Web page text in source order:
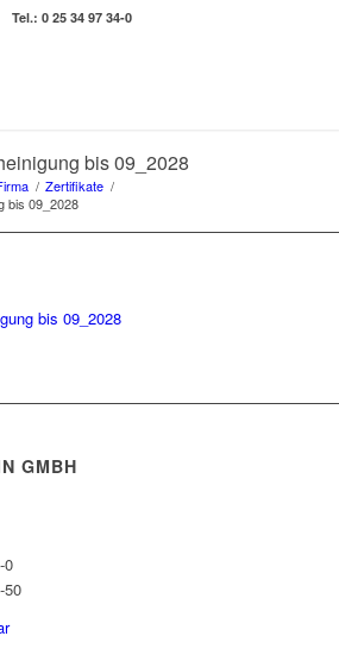
Tel.: 0 25 34 97 34-0
bis 09_2028
/ Zertifikate /
bis 09_2028
bis 09_2028
GMBH
0
50